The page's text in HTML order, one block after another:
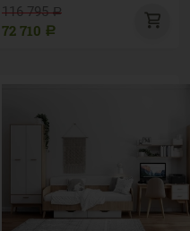
116 795 Р
72 710 Р